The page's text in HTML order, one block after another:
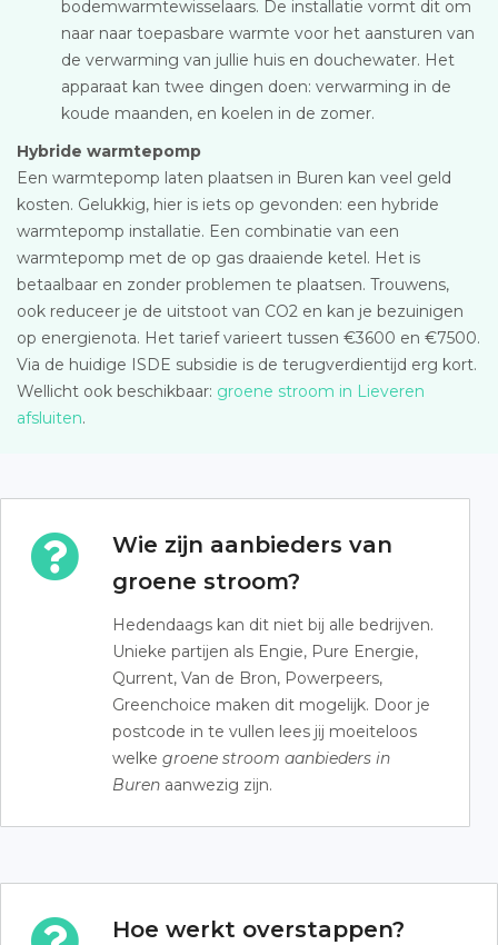
bodemwarmtewisselaars. De installatie vormt dit om
naar naar toepasbare warmte voor het aansturen van
de verwarming van jullie huis en douchewater. Het
apparaat kan twee dingen doen: verwarming in de
koude maanden, en koelen in de zomer.
Hybride warmtepomp
Een warmtepomp laten plaatsen in Buren kan veel geld
kosten. Gelukkig, hier is iets op gevonden: een hybride
warmtepomp installatie. Een combinatie van een
warmtepomp met de op gas draaiende ketel. Het is
betaalbaar en zonder problemen te plaatsen. Trouwens,
ook reduceer je de uitstoot van CO2 en kan je bezuinigen
op energienota. Het tarief varieert tussen €3600 en €7500.
Via de huidige ISDE subsidie is de terugverdientijd erg kort.
Wellicht ook beschikbaar: groene stroom in Lieveren
afsluiten.
Wie zijn aanbieders van
groene stroom?
Hedendaags kan dit niet bij alle bedrijven.
Unieke partijen als Engie, Pure Energie,
Qurrent, Van de Bron, Powerpeers,
Greenchoice maken dit mogelijk. Door je
postcode in te vullen lees jij moeiteloos
welke groene stroom aanbieders in
Buren aanwezig zijn.
Hoe werkt overstappen?